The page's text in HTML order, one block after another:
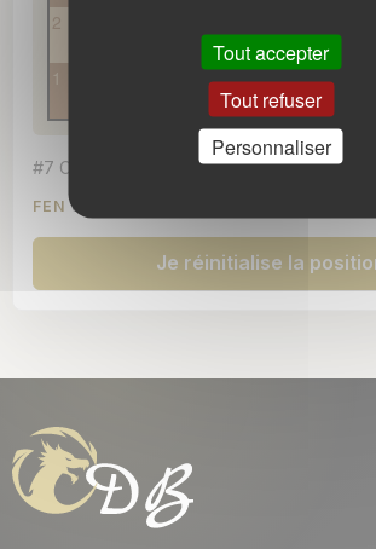
Grimshaw
Java
Mouvement pendulaire
Plachutta
Ruchlis
Reversal
Seeberger
2
1
d e
#7 C+
FEN 8/1p2p1pP/8/3B2B1/4R3/2k1Kp2/1pp2P1q/
Je réinitialise la
Tout accepter
Tout refuser
Personnaliser